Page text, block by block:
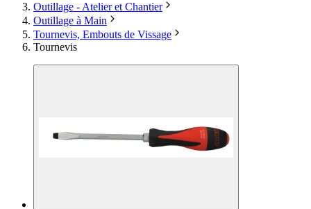
Outillage - Atelier et Chantier
Outillage à Main
Tournevis, Embouts de Vissage
Tournevis